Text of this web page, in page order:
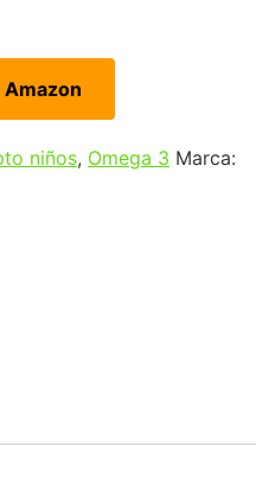
Amazon
niños, Omega 3 Marca: